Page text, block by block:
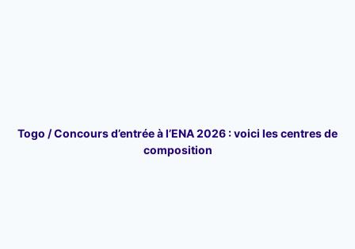
Togo / Concours d’entrée à l’ENA 2026 : voici les centres de
composition